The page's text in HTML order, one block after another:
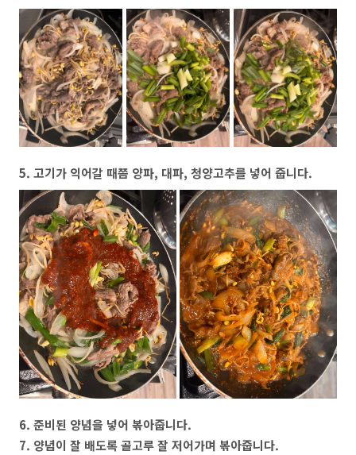
5. 고기가 익어갈 때쯤 양파, 대파, 청양고추를 넣어 줍니다.
6. 준비된 양념을 넣어 볶아줍니다.
7. 양념이 잘 배도록 골고루 잘 저어가며 볶아줍니다.